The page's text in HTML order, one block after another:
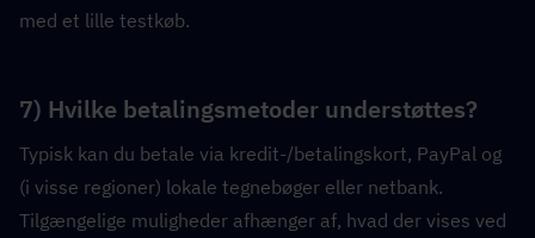
med et lille testkøb.
7) Hvilke betalingsmetoder understøttes?
Typisk kan du betale via kredit-/betalingskort, PayPal og
(i visse regioner) lokale tegnebøger eller netbank.
Tilgængelige muligheder afhænger af, hvad der vises ved